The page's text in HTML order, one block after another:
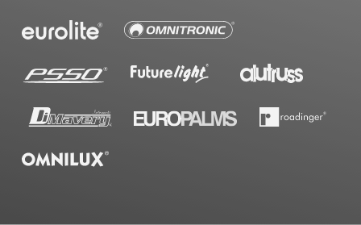
EUROLITE Set LED KLS Laser Bar PRO
No. 20000452
Bestand reicht ca. 12 Wo.